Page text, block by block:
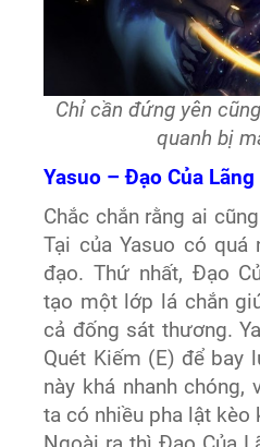
Chỉ cần đứng yên
quanh bị
Yasuo – Đạo Của Lãng
Chắc chắn rằng ai
Tại của Yasuo có quá
đạo. Thứ nhất, Đạo
tạo một lớp lá chắn
cả đống sát thương.
Quét Kiếm (E) để bay
này khá nhanh chóng,
ta có nhiều pha lật kèo